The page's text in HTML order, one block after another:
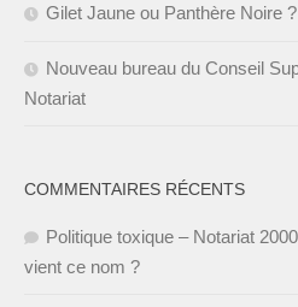
Gilet Jaune ou Panthère Noire ?
Nouveau bureau du Conseil
Notariat
COMMENTAIRES RÉCENTS
Politique toxique – Notariat 2000
vient ce nom ?